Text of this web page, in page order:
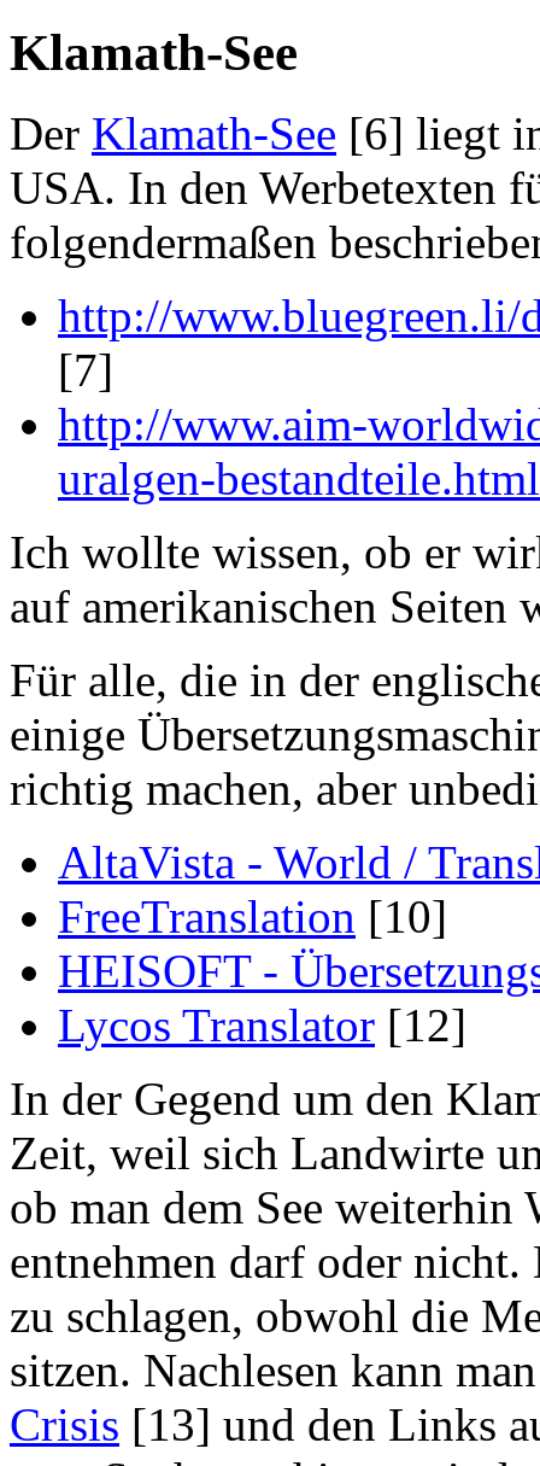
Klamath-See
Der Klamath-See [6] liegt
USA. In den Werbetexten
folgendermaßen
http://www.bluegreen.li/
[7]
http://www.aim-
uralgen-bestandteile.html
Ich wollte wissen, ob er
auf amerikanischen Seiten
Für alle, die in der
einige
richtig machen, aber
AltaVista - World /
FreeTranslation [10]
HEISOFT -
Lycos Translator [12]
In der Gegend um den
Zeit, weil sich Landwirte
ob man dem See
entnehmen darf oder nicht.
zu schlagen, obwohl die
sitzen. Nachlesen kann
Crisis [13] und den Links